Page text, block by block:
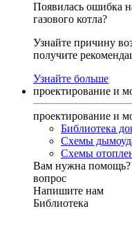
Появилась ошибка
газового котла?
Узнайте причину
получите
Узнайте больше
проектирование и
проектирование и
Библиотека
Схемы
Схемы
Вам нужна помощь?
вопрос
Напишите нам
Библиотека